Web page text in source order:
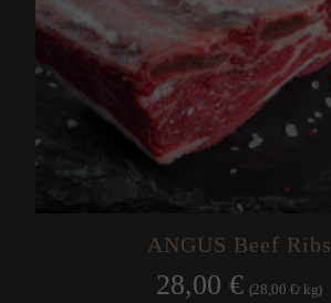
ANGUS Beef Ribs
28,00€ (28,00€/ kg)